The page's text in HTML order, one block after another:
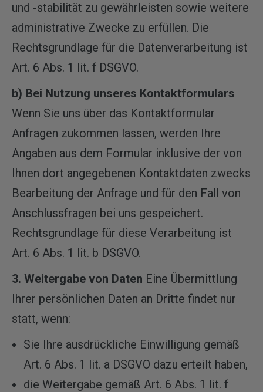
und -stabilität zu gewährleisten sowie weitere
administrative Zwecke zu erfüllen. Die
Rechtsgrundlage für die Datenverarbeitung ist
Art. 6 Abs. 1 lit. f DSGVO.
b) Bei Nutzung unseres Kontaktformulars
Wenn Sie uns über das Kontaktformular
Anfragen zukommen lassen, werden Ihre
Angaben aus dem Formular inklusive der von
Ihnen dort angegebenen Kontaktdaten zwecks
Bearbeitung der Anfrage und für den Fall von
Anschlussfragen bei uns gespeichert.
Rechtsgrundlage für diese Verarbeitung ist
Art. 6 Abs. 1 lit. b DSGVO.
3. Weitergabe von Daten Eine Übermittlung
Ihrer persönlichen Daten an Dritte findet nur
statt, wenn:
Sie Ihre ausdrückliche Einwilligung gemäß
Art. 6 Abs. 1 lit. a DSGVO dazu erteilt haben,
die Weitergabe gemäß Art. 6 Abs. 1 lit. f